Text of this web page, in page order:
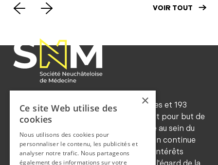
VOIR TOUT
Forte d'environ 545 membres ordinaires et 193
honoraires (2024), la SNM a notamment pour but de
maintenir les traditions de déontologie au sein du
corps médical, de favoriser la formation continue
de ses membres, de sauvegarder leurs intérêts
×
Ce site Web utilise des
cookies
Nous utilisons des cookies pour
personnaliser le contenu, les publicités et
analyser notre trafic. Nous partageons
également des informations sur votre